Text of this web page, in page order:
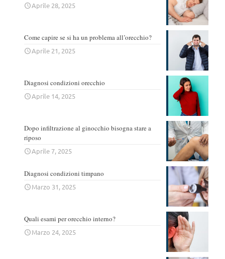
Aprile 28, 2025
Come capire se si ha un problema all’orecchio?
Aprile 21, 2025
Diagnosi condizioni orecchio
Aprile 14, 2025
Dopo infiltrazione al ginocchio bisogna stare a
riposo
Aprile 7, 2025
Diagnosi condizioni timpano
Marzo 31, 2025
Quali esami per orecchio interno?
Marzo 24, 2025